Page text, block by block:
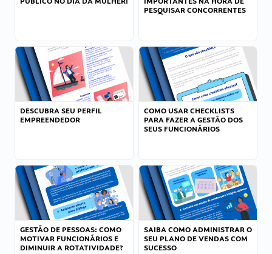
PESQUISAR CONCORRENTES
DESCUBRA SEU PERFIL
EMPREENDEDOR
COMO USAR CHECKLISTS
PARA FAZER A GESTÃO DOS
SEUS FUNCIONÁRIOS
GESTÃO DE PESSOAS: COMO
MOTIVAR FUNCIONÁRIOS E
DIMINUIR A ROTATIVIDADE?
SAIBA COMO ADMINISTRAR O
SEU PLANO DE VENDAS COM
SUCESSO